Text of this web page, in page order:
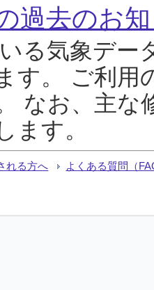
過去のお
る気象デー
す。 ご利用
なお、主な
ます。
れる方へ よくある質問（